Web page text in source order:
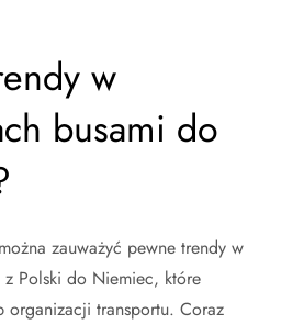
w
busami do
zauważyć pewne trendy w
z Polski do Niemiec, które
organizacji transportu. Coraz